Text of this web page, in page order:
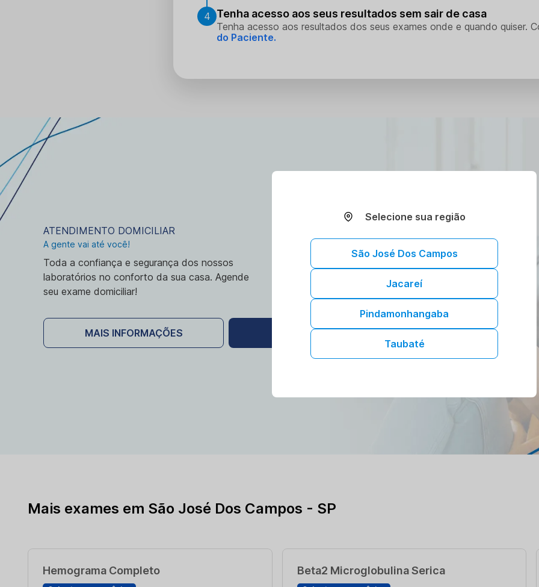
4 Tenha acesso aos seus resultados sem sair de casa
Tenha acesso aos resultados dos seus exames onde e quando quiser.
do Paciente.
ATENDIMENTO DOMICILIAR
A gente vai até você!
Toda a confiança e segurança dos nossos
laboratórios no conforto da sua casa. Agende
seu exame domiciliar!
MAIS INFORMAÇÕES AGENDAR ONLINE
Mais exames em São José Dos Campos - SP
Hemograma Completo Beta2 Microglobulina Serica
Selecione sua região
São José Dos Campos
Jacareí
Pindamonhangaba
Taubaté